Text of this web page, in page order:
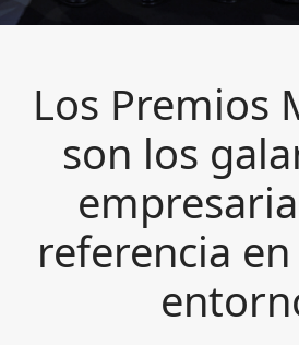
Los Premios
son los
referencia